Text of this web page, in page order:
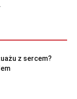
z sercem?